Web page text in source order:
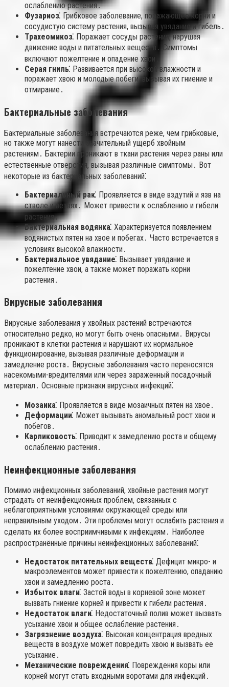
ослаблению растения․
Фузариоз⁚ Грибковое заболевание, поражающее корни и
сосудистую систему растения, вызывая увядание и гибель․
Трахеомикоз⁚ Поражает сосуды растения, нарушая
движение воды и питательных веществ․ Симптомы
включают пожелтение и опадение хвои․
Серая гниль⁚ Развивается при высокой влажности и
поражает хвою и молодые побеги, вызывая их гниение и
отмирание․
Бактериальные заболевания
Бактериальные заболевания встречаются реже, чем грибковые,
но также могут нанести значительный ущерб хвойным
растениям․ Бактерии проникают в ткани растения через раны или
естественные отверстия, вызывая различные симптомы․ Вот
некоторые из бактериальных заболеваний⁚
Бактериальный рак⁚ Проявляется в виде вздутий и язв на
стволе и ветвях․ Может привести к ослаблению и гибели
растения․
Бактериальная водянка⁚ Характеризуется появлением
водянистых пятен на хвое и побегах․ Часто встречается в
условиях высокой влажности․
Бактериальное увядание⁚ Вызывает увядание и
пожелтение хвои, а также может поражать корни
растения․
Вирусные заболевания
Вирусные заболевания у хвойных растений встречаются
относительно редко, но могут быть очень опасными․ Вирусы
проникают в клетки растения и нарушают их нормальное
функционирование, вызывая различные деформации и
замедление роста․ Вирусные заболевания часто переносятся
насекомыми-вредителями или через зараженный посадочный
материал․ Основные признаки вирусных инфекций⁚
Мозаика⁚ Проявляется в виде мозаичных пятен на хвое․
Деформации⁚ Может вызывать аномальный рост хвои и
побегов․
Карликовость⁚ Приводит к замедлению роста и общему
ослаблению растения․
Неинфекционные заболевания
Помимо инфекционных заболеваний, хвойные растения могут
страдать от неинфекционных проблем, связанных с
неблагоприятными условиями окружающей среды или
неправильным уходом․ Эти проблемы могут ослабить растения и
сделать их более восприимчивыми к инфекциям․ Наиболее
распространённые причины неинфекционных заболеваний⁚
Недостаток питательных веществ⁚ Дефицит микро- и
макроэлементов может привести к пожелтению, опаданию
хвои и замедлению роста․
Избыток влаги⁚ Застой воды в корневой зоне может
вызвать гниение корней и привести к гибели растения․
Недостаток влаги⁚ Недостаточный полив может вызвать
усыхание хвои и общее ослабление растения․
Загрязнение воздуха⁚ Высокая концентрация вредных
веществ в воздухе может повредить хвою и вызвать ее
усыхание․
Механические повреждения⁚ Повреждения коры или
корней могут стать входными воротами для инфекций․